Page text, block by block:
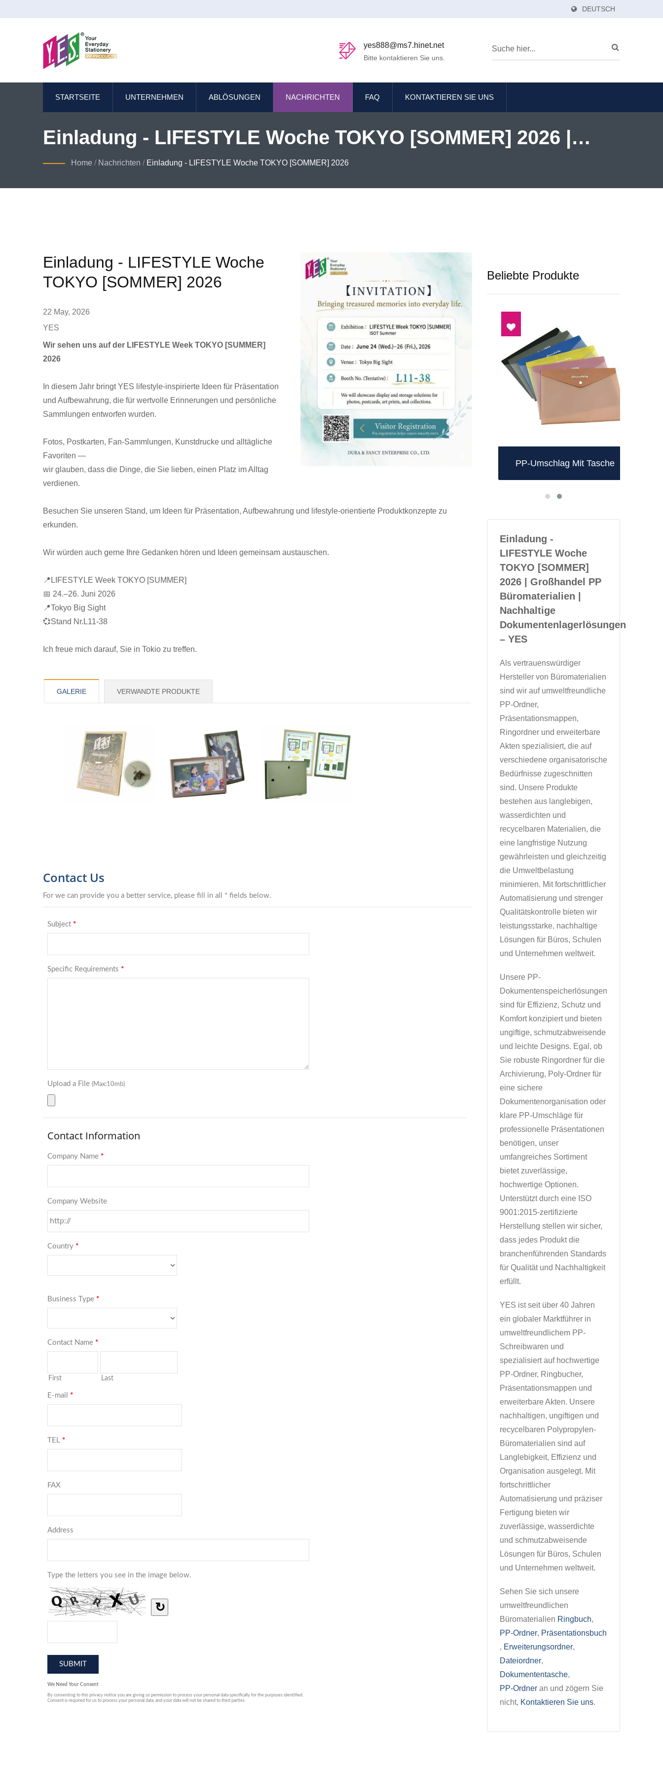
DEUTSCH
yes888@ms7.hinet.net
Bitte kontaktieren Sie uns.
STARTSEITE UNTERNEHMEN ABLÖSUNGEN NACHRICHTEN FAQ KONTAKTIEREN SIE UNS
Einladung - LIFESTYLE Woche TOKYO [SOMMER] 2026 |
Umweltfreundliche PP Ordner & Mappen | Globaler
Home / Nachrichten / Einladung - LIFESTYLE Woche TOKYO [SOMMER] 2026
Einladung - LIFESTYLE Woche
TOKYO [SOMMER] 2026
22 May, 2026
YES
Wir sehen uns auf der LIFESTYLE Week TOKYO [SUMMER]
2026
In diesem Jahr bringt YES lifestyle-inspirierte Ideen für Präsentation
und Aufbewahrung, die für wertvolle Erinnerungen und persönliche
Sammlungen entworfen wurden.
Fotos, Postkarten, Fan-Sammlungen, Kunstdrucke und alltägliche
Favoriten —
wir glauben, dass die Dinge, die Sie lieben, einen Platz im Alltag
verdienen.
Besuchen Sie unseren Stand, um Ideen für Präsentation, Aufbewahrung und lifestyle-orientierte Produktkonzepte zu
erkunden.
Wir würden auch gerne Ihre Gedanken hören und Ideen gemeinsam austauschen.
📍LIFESTYLE Week TOKYO [SUMMER]
📅 24.–26. Juni 2026
📍Tokyo Big Sight
💞Stand Nr.L11-38
Ich freue mich darauf, Sie in Tokio zu treffen.
GALERIE VERWANDTE PRODUKTE
Beliebte Produkte
PP L-Typ Klarsichtordner PP-Umschlag Mit Tasche
Einladung -
LIFESTYLE Woche
TOKYO [SOMMER]
2026 | Großhandel PP
Büromaterialien |
Nachhaltige
Dokumentenlagerlösungen
– YES
Als vertrauenswürdiger
Hersteller von Büromaterialien
sind wir auf umweltfreundliche
PP-Ordner,
Präsentationsmappen,
Ringordner und erweiterbare
Akten spezialisiert, die auf
verschiedene organisatorische
Bedürfnisse zugeschnitten
sind. Unsere Produkte
bestehen aus langlebigen,
wasserdichten und
recycelbaren Materialien, die
eine langfristige Nutzung
gewährleisten und gleichzeitig
die Umweltbelastung
minimieren. Mit fortschrittlicher
Automatisierung und strenger
Qualitätskontrolle bieten wir
leistungsstarke, nachhaltige
Lösungen für Büros, Schulen
und Unternehmen weltweit.
Unsere PP-
Dokumentenspeicherlösungen
sind für Effizienz, Schutz und
Komfort konzipiert und bieten
ungiftige, schmutzabweisende
und leichte Designs. Egal, ob
Sie robuste Ringordner für die
Archivierung, Poly-Ordner für
eine sichere
Dokumentenorganisation oder
klare PP-Umschläge für
professionelle Präsentationen
benötigen, unser
umfangreiches Sortiment
bietet zuverlässige,
hochwertige Optionen.
Unterstützt durch eine ISO
9001:2015-zertifizierte
Herstellung stellen wir sicher,
dass jedes Produkt die
branchenführenden Standards
für Qualität und Nachhaltigkeit
erfüllt.
YES ist seit über 40 Jahren
ein globaler Marktführer in
umweltfreundlichem PP-
Schreibwaren und
spezialisiert auf hochwertige
PP-Ordner, Ringbucher,
Präsentationsmappen und
erweiterbare Akten. Unsere
nachhaltigen, ungiftigen und
recycelbaren Polypropylen-
Büromaterialien sind auf
Langlebigkeit, Effizienz und
Organisation ausgelegt. Mit
fortschrittlicher
Automatisierung und präziser
Fertigung bieten wir
zuverlässige, wasserdichte
und schmutzabweisende
Lösungen für Büros, Schulen
und Unternehmen weltweit.
Sehen Sie sich unsere
umweltfreundlichen
Büromaterialien Ringbuch,
PP-Ordner, Präsentationsbuch
, Erweiterungsordner,
Dateiordner,
Dokumententasche,
PP-Ordner an und zögern Sie
nicht, Kontaktieren Sie uns.